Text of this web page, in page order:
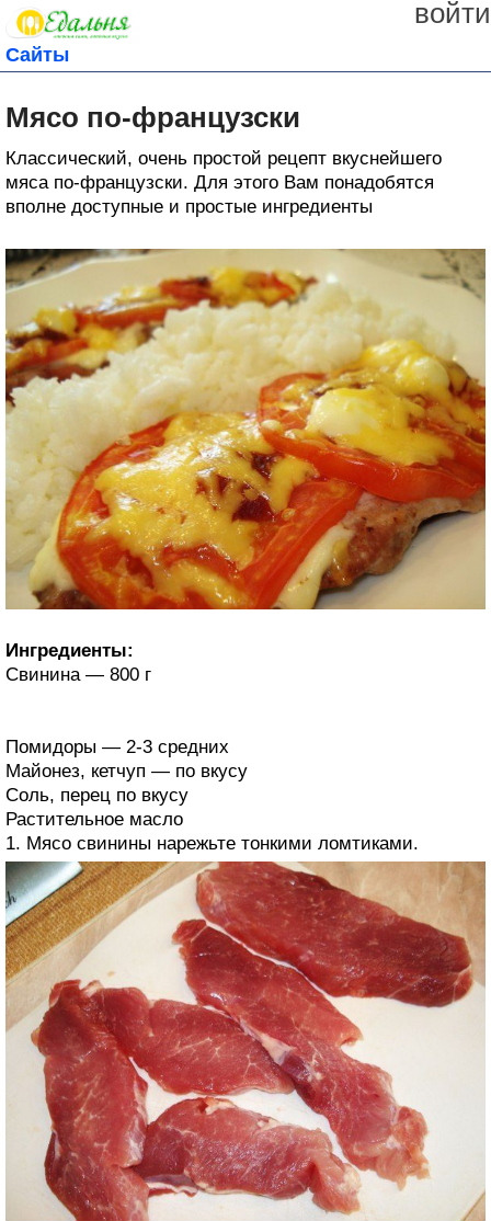
войти
Сайты
Мясо по-французски
Классический, очень простой рецепт вкуснейшего
мяса по-французски. Для этого Вам понадобятся
вполне доступные и простые ингредиенты
Ингредиенты:
Свинина — 800 г
Помидоры — 2-3 средних
Майонез, кетчуп — по вкусу
Соль, перец по вкусу
Растительное масло
1. Мясо свинины нарежьте тонкими ломтиками.